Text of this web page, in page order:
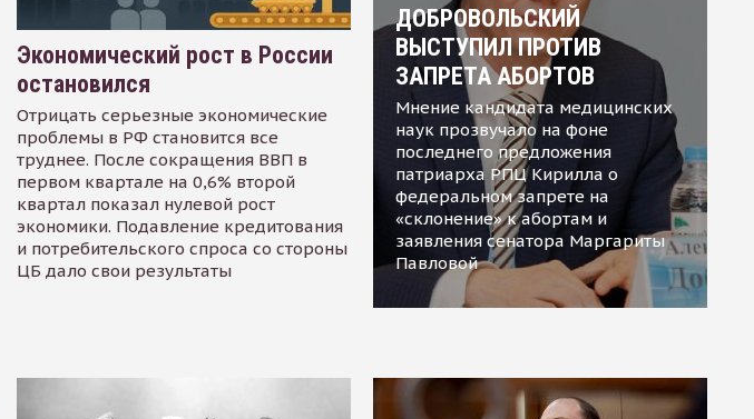
Экономический рост в России
остановился
Отрицать серьезные экономические
проблемы в РФ становится все
труднее. После сокращения ВВП в
первом квартале на 0,6% второй
квартал показал нулевой рост
экономики. Подавление кредитования
и потребительского спроса со стороны
ЦБ дало свои результаты
ДОБРОВОЛЬСКИЙ
ВЫСТУПИЛ ПРОТИВ
ЗАПРЕТА АБОРТОВ
Мнение кандидата медицинских
наук прозвучало на фоне
последнего предложения
патриарха РПЦ Кирилла о
федеральном запрете на
«склонение» к абортам и
заявления сенатора Маргариты
Павловой